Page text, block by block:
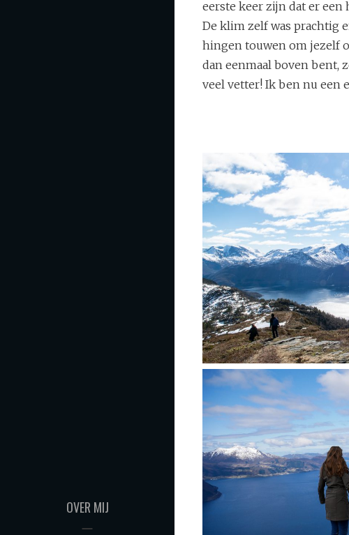
OVER MIJ
eerste keer zijn dat er
De klim zelf was prachtig
hingen touwen om jezelf
dan eenmaal boven bent,
veel vetter! Ik ben nu een